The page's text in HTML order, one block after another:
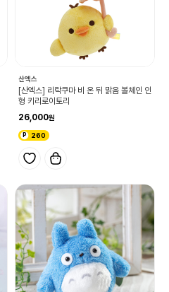
산엑스
[산엑스] 리락쿠마 비 온 뒤 맑음 볼체인 인
형 키리로이토리
26,000
260